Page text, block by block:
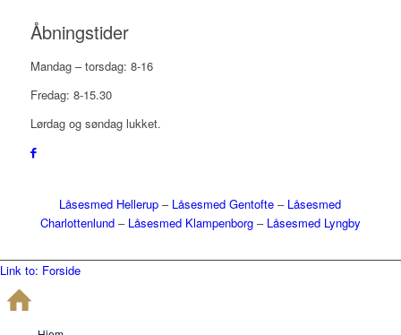
Åbningstider
Mandag – torsdag: 8-16
Fredag: 8-15.30
Lørdag og søndag lukket.
Låsesmed Hellerup – Låsesmed Gentofte – Låsesmed
Charlottenlund– Låsesmed Klampenborg– Låsesmed Lyngby
Link to: Forside